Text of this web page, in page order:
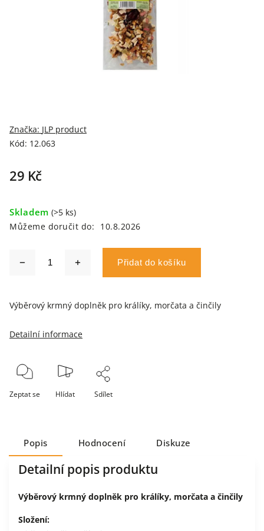
Kód: 12.063
Značka: JLP product
29 Kč
Skladem (>5 ks)
Můžeme doručit do:
10.8.2026
Přidat do košíku
Výběrový krmný doplněk pro králíky, morčata a činčily
Detailní informace
Zeptat se Hlídat Sdílet
Popis Hodnocení Diskuze
Detailní popis produktu
Výběrový krmný doplněk pro králíky, morčata a činčily
Složení: